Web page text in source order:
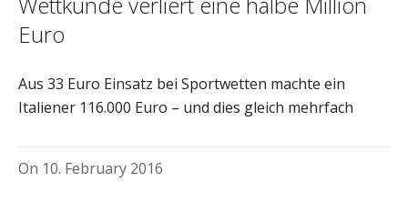
Euro
Aus 33 Euro Einsatz bei Sportwetten machte ein
Italiener 116.000 Euro – und dies gleich mehrfach
On 10. February 2016